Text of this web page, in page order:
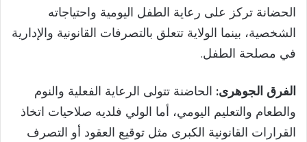
الحضانة تركز على رعاية الطفل اليومية واحتياجاته
الشخصية، بينما الولاية تتعلق بالتصرفات القانونية والإدارية
في مصلحة الطفل.
الفرق الجوهرى: الحاضنة تتولى الرعاية الفعلية والنوم
والطعام والتعليم اليومي، أما الولي فلديه صلاحيات اتخاذ
القرارات القانونية الكبرى مثل توقيع العقود أو التصرف